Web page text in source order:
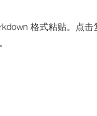
格式粘贴。点